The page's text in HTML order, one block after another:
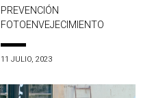
PREVENCIÓN
FOTOENVEJECIMIENTO
11 JULIO, 2023